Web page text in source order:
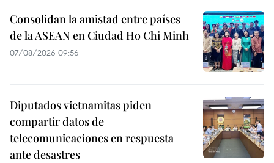
Consolidan la amistad entre países
de la ASEAN en Ciudad Ho Chi Minh
07/08/2026 09:56
Diputados vietnamitas piden
compartir datos de
telecomunicaciones en respuesta
ante desastres